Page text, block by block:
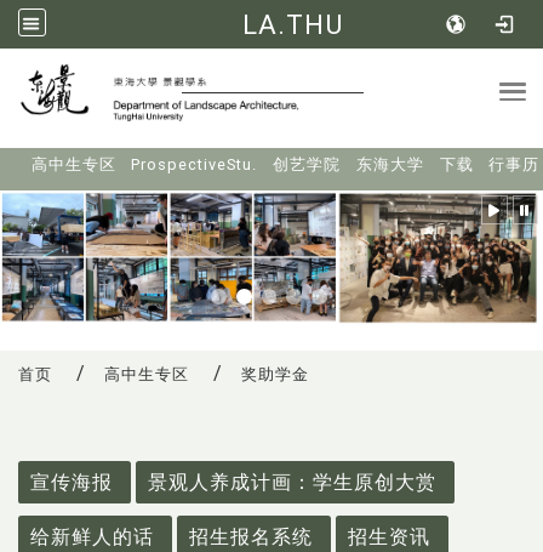
LA.THU
高中生专区 ProspectiveStu. 创艺学院 东海大学 下载 行事历
首页 高中生专区 奖助学金
宣传海报
景观人养成计画：学生原创大赏
给新鲜人的话 招生报名系统 招生资讯